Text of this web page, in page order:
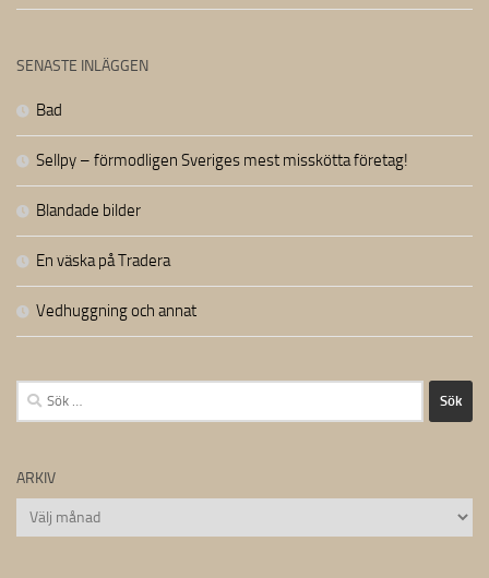
SENASTE INLÄGGEN
Bad
Sellpy – förmodligen Sveriges mest misskötta företag!
Blandade bilder
En väska på Tradera
Vedhuggning och annat
Sök
efter:
ARKIV
Arkiv